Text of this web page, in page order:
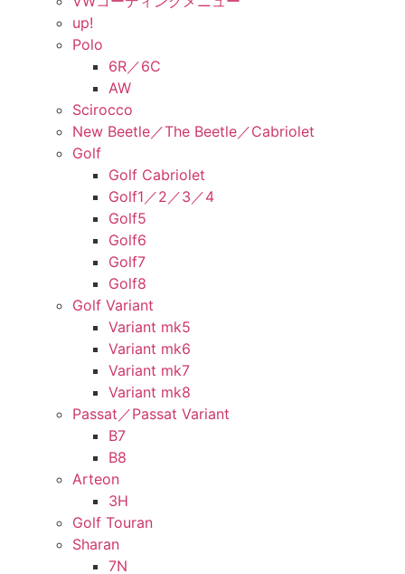
up!
Polo
6R／6C
AW
Scirocco
New Beetle／The Beetle／Cabriolet
Golf
Golf Cabriolet
Golf1／2／3／4
Golf5
Golf6
Golf7
Golf8
Golf Variant
Variant mk5
Variant mk6
Variant mk7
Variant mk8
Passat／Passat Variant
B7
B8
Arteon
3H
Golf Touran
Sharan
7N